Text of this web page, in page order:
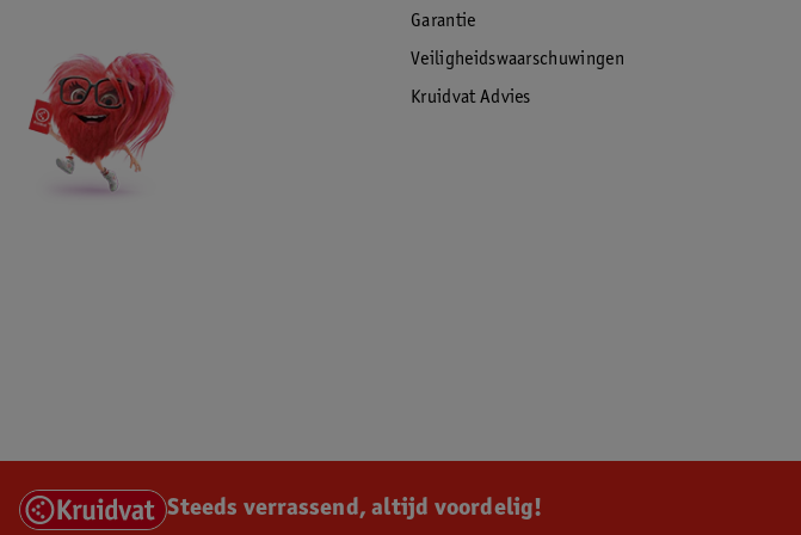
Afmeting uitgeklapt: 70B x 73L x 103H cm
EAN code:8717385000717
Garantie
Veiligheidswaarschuwingen
Kruidvat Advies
Steeds verrassend, altijd voordelig!